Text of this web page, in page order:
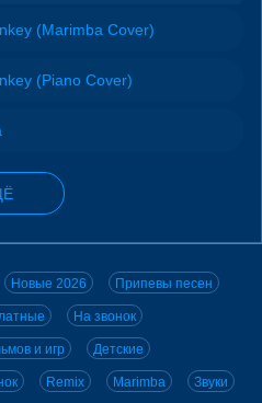
(Marimba Cover)
(Piano Cover)
Новые 2026 Припевы песен
На звонок
и игр Детские
Remix Marimba Звуки